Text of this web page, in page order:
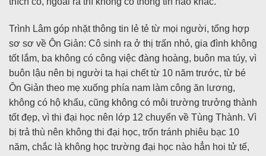
Trình Lâm góp nhặt thông tin lẻ tẻ từ mọi người, tổng hợp
sơ sơ về Ôn Giản: Cô sinh ra ở thị trấn nhỏ, gia đình không
tốt lắm, ba không có công việc đàng hoàng, buôn ma túy, vì
buôn lậu nên bị người ta hại chết từ 10 năm trước, từ bé
Ôn Giản theo mẹ xuống phía nam làm công ăn lương,
không có hộ khẩu, cũng không có môi trường trưởng thành
tốt đẹp, vì thi đại học nên lớp 12 chuyển về Tùng Thành. Vì
bị trả thù nên không thi đại học, trốn tránh phiêu bạc 10
năm, chắc là không học trường đại học nào hẳn hoi tử tế,